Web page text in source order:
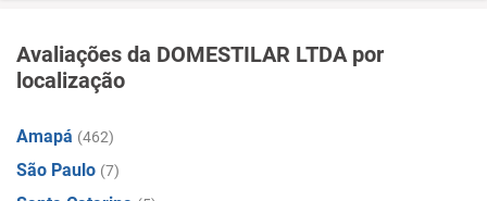
Avaliações da DOMESTILAR LTDA por
localização
Amapá (462)
São Paulo (7)